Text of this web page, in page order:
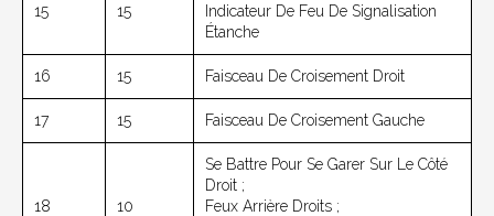
15 15
Indicateur De Feu De Signalisation
Étanche
16 15 Faisceau De Croisement Droit
17 15 Faisceau De Croisement Gauche
18 10
Se Battre Pour Se Garer Sur Le Côté
Droit ;
Feux Arrière Droits ;